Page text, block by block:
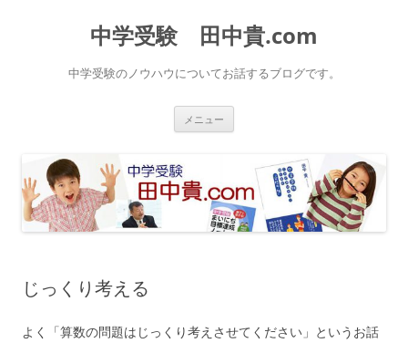
中学受験 田中貴.com
中学受験のノウハウについてお話するブログです。
メニュー
ス
キ
ッ
プ
じっくり考える
よく「算数の問題はじっくり考えさせてください」というお話